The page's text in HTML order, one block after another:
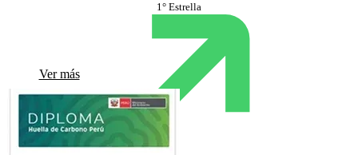
1° Estrella
Ver más